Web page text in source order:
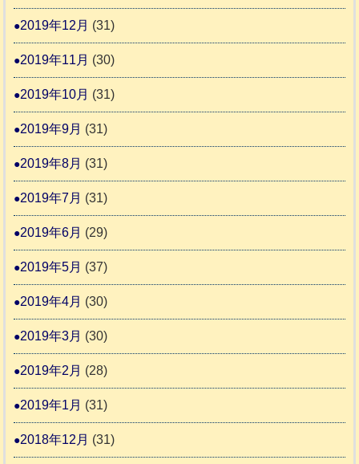
2019年12月 (31)
2019年11月 (30)
2019年10月 (31)
2019年9月 (31)
2019年8月 (31)
2019年7月 (31)
2019年6月 (29)
2019年5月 (37)
2019年4月 (30)
2019年3月 (30)
2019年2月 (28)
2019年1月 (31)
2018年12月 (31)